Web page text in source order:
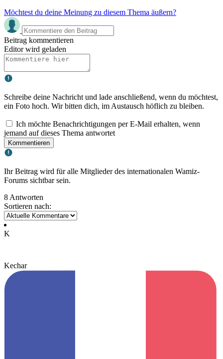
Möchtest du deine Meinung zu diesem Thema äußern?
Beitrag kommentieren
Editor wird geladen
Schreibe deine Nachricht und lade anschließend, wenn du möchtest,
ein Foto hoch. Wir bitten dich, im Austausch höflich zu bleiben.
Ich möchte Benachrichtigungen per E-Mail erhalten, wenn
jemand auf dieses Thema antwortet
Kommentieren
Ihr Beitrag wird für alle Mitglieder des internationalen Wamiz-
Forums sichtbar sein.
8 Antworten
Sortieren nach:
K
Kechar